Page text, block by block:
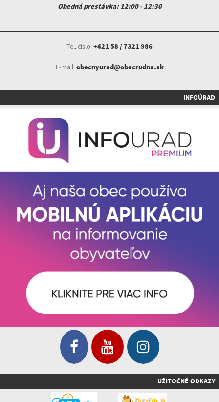
Obedná prestávka: 12:00 - 12:30
Tel. číslo: +421 58 / 7321 986
E-mail: obecnyurad@obecrudna.sk
INFOÚRAD
UŽITOČNÉ ODKAZY